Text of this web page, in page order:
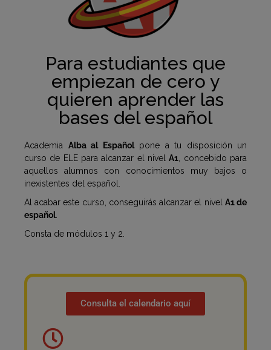
Para estudiantes que
empiezan de cero y
quieren aprender las
bases del español
Academia Alba al Españolpone a tu disposición un
curso de ELE para alcanzar el nivelA1 , concebido para
aquellos alumnos con conocimientos muy bajos o
inexistentes del español.
Al acabar este curso, conseguirás alcanzar el nivel A1 de
español.
Consta de módulos 1 y 2.
Consulta el calendario aquí